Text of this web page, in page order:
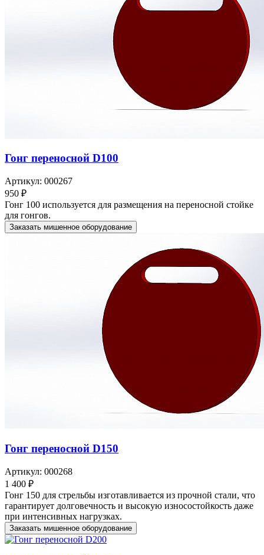
Гонг переносной D100
Артикул: 000267
950 ₽
Гонг 100 используется для размещения на переносной стойке
для гонгов.
Заказать мишенное оборудование
Гонг переносной D150
Артикул: 000268
1 400 ₽
Гонг 150 для стрельбы изготавливается из прочной стали, что
гарантирует долговечность и высокую износостойкость даже
при интенсивных нагрузках.
Заказать мишенное оборудование